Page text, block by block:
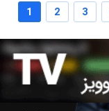
1 2 3